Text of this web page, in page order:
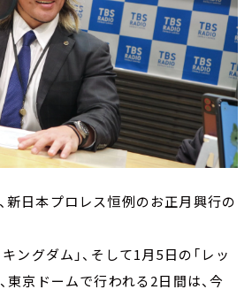
新日本プロレス恒例のお正月興行の
ングダム」、そして1月5日の「レッ
東京ドームで行われる2日間は、今